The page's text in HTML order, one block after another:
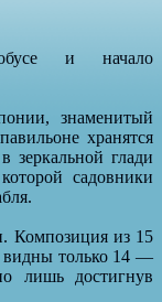
и начало
знаменитый
хранятся
зеркальной глади
садовники
Композиция из 15
видны только 14 —
лишь достигнув